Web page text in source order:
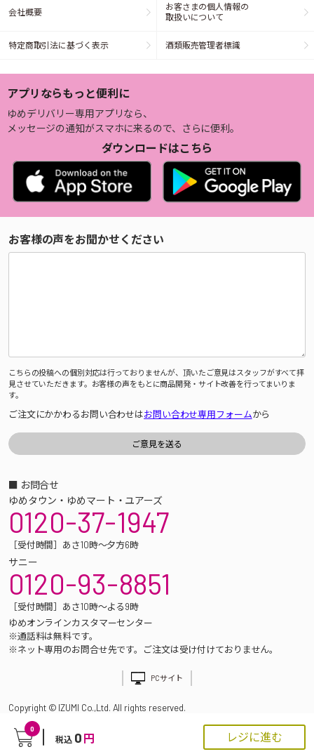
0
税込 0 円 レジに進む
会社概要
お客さまの個人情報の
取扱いについて
特定商取引法に基づく表示 酒類販売管理者標識
アプリならもっと便利に
ゆめデリバリー専用アプリなら、
メッセージの通知がスマホに来るので、さらに便利。
ダウンロードはこちら
お客様の声をお聞かせください
こちらの投稿への個別対応は行っておりませんが、頂いたご意見はスタッフがすべて拝
見させていただきます。お客様の声をもとに商品開発・サイト改善を行ってまいりま
す。
ご注文にかかわるお問い合わせはお問い合わせ専用フォームから
■ お問合せ
ゆめタウン・ゆめマート・ユアーズ
0120-37-1947
［受付時間］あさ10時～夕方6時
サニー
0120-93-8851
［受付時間］あさ10時～よる9時
ゆめオンラインカスタマーセンター
※通話料は無料です。
※ネット専用のお問合せ先です。ご注文は受け付けておりません。
PCサイト
Copyright © IZUMI Co.,Ltd. All rights reserved.